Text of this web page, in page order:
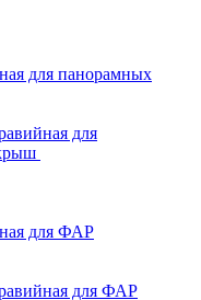
для панорамных
для
для ФАР
для ФАР